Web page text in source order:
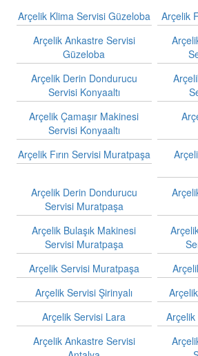
Arçelik Klima Servisi Güzeloba
Arçelik
Arçelik Ankastre Servisi
Güzeloba
Arçelik Derin Dondurucu
Servisi Konyaaltı
Arçelik Çamaşır Makinesi
Servisi Konyaaltı
Arçelik Fırın Servisi Muratpaşa
Arçelik Derin Dondurucu
Servisi Muratpaşa
Arçelik Bulaşık Makinesi
Servisi Muratpaşa
Arçelik Servisi Muratpaşa
Arçelik Servisi Şirinyalı
Arçelik Servisi Lara
Arçelik
Arçelik Ankastre Servisi